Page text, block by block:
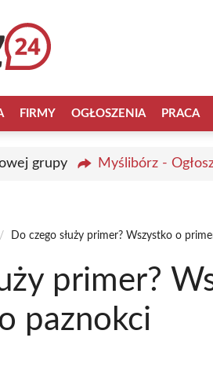
FIRMY OGŁOSZENIA PRACA
grupy Myślibórz -
/ Do czego służy primer? Wszystko o
primer?
paznokci